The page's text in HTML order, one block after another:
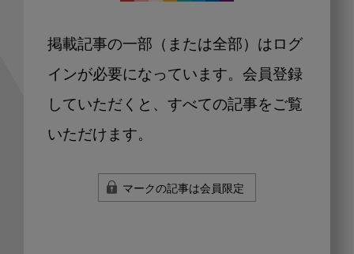
掲載記事の一部（または全部）はログ
インが必要になっています。会員登録
していただくと、すべての記事をご覧
いただけます。
マークの記事は会員限定